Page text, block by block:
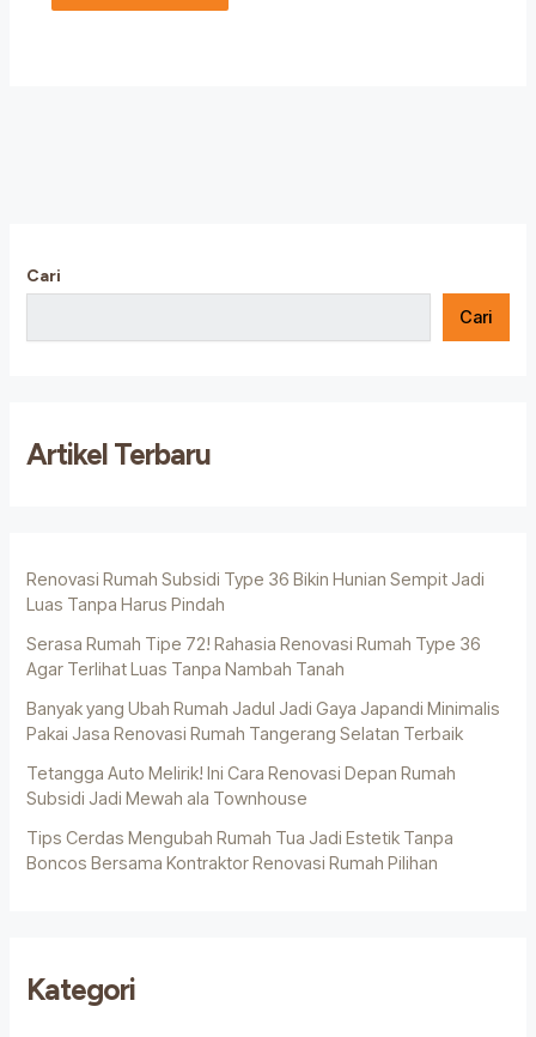
Cari
Cari
Artikel Terbaru
Renovasi Rumah Subsidi Type 36 Bikin Hunian Sempit Jadi
Luas Tanpa Harus Pindah
Serasa Rumah Tipe 72! Rahasia Renovasi Rumah Type 36
Agar Terlihat Luas Tanpa Nambah Tanah
Banyak yang Ubah Rumah Jadul Jadi Gaya Japandi Minimalis
Pakai Jasa Renovasi Rumah Tangerang Selatan Terbaik
Tetangga Auto Melirik! Ini Cara Renovasi Depan Rumah
Subsidi Jadi Mewah ala Townhouse
Tips Cerdas Mengubah Rumah Tua Jadi Estetik Tanpa
Boncos Bersama Kontraktor Renovasi Rumah Pilihan
Kategori